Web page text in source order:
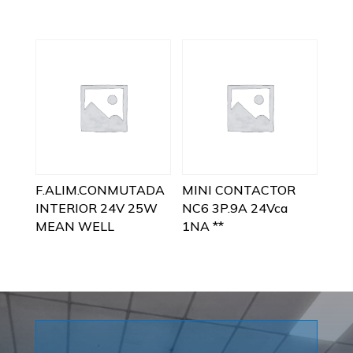
F.ALIM.CONMUTADA
INTERIOR 24V 25W
MEAN WELL
MINI CONTACTOR
NC6 3P.9A 24Vca
1NA **